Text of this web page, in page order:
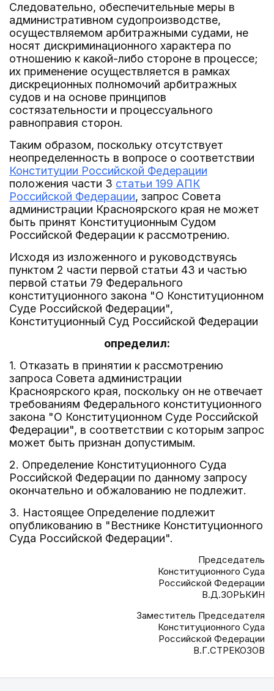
Следовательно, обеспечительные меры в
административном судопроизводстве,
осуществляемом арбитражными судами, не
носят дискриминационного характера по
отношению к какой-либо стороне в процессе;
их применение осуществляется в рамках
дискреционных полномочий арбитражных
судов и на основе принципов
состязательности и процессуального
равноправия сторон.
Таким образом, поскольку отсутствует
неопределенность в вопросе о соответствии
Конституции Российской Федерации
положения части 3 статьи 199 АПК
Российской Федерации, запрос Совета
администрации Красноярского края не может
быть принят Конституционным Судом
Российской Федерации к рассмотрению.
Исходя из изложенного и руководствуясь
пунктом 2 части первой статьи 43 и частью
первой статьи 79 Федерального
конституционного закона "О Конституционном
Суде Российской Федерации",
Конституционный Суд Российской Федерации
определил:
1. Отказать в принятии к рассмотрению
запроса Совета администрации
Красноярского края, поскольку он не отвечает
требованиям Федерального конституционного
закона "О Конституционном Суде Российской
Федерации", в соответствии с которым запрос
может быть признан допустимым.
2. Определение Конституционного Суда
Российской Федерации по данному запросу
окончательно и обжалованию не подлежит.
3. Настоящее Определение подлежит
опубликованию в "Вестнике Конституционного
Суда Российской Федерации".
Председатель
Конституционного Суда
Российской Федерации
В.Д.ЗОРЬКИН
Заместитель Председателя
Конституционного Суда
Российской Федерации
В.Г.СТРЕКОЗОВ